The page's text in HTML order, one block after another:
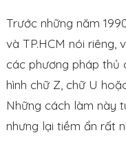
Trước những năm
và TP.HCM nói
các phương pháp thủ
hình chữ Z, chữ U
Những cách làm này
nhưng lại tiềm ẩn rất